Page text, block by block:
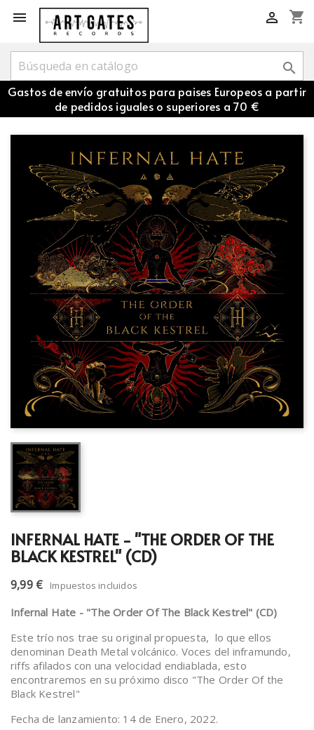
 shopping_cart


Gastos de envío gratuitos para paises Europeos a partir
de pedidos iguales o superiores a 70 €
INFERNAL HATE - "THE ORDER OF THE
BLACK KESTREL" (CD)
9,99 € Impuestos incluidos
Infernal Hate - "The Order Of The Black Kestrel" (CD)
Este trío nos trae su original propuesta, lo que ellos
denominan Death Metal volcánico. Voces del inframundo,
riffs afilados con una velocidad endiablada, esto
encontraremos en su próximo disco "The Order Of the
Black Kestrel"
Fecha de lanzamiento: 14 de Enero, 2022.